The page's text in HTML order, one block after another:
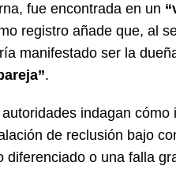
fue encontrada en un
registro añade que, al
manifestado ser la
.
autoridades indagan
de reclusión bajo
diferenciado o una falla